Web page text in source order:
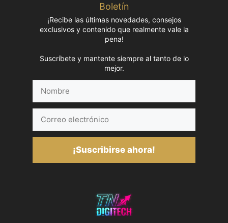
Boletín
¡Recibe las últimas novedades, consejos
exclusivos y contenido que realmente vale la
pena!
Suscríbete y mantente siempre al tanto de lo
mejor.
electrónico
¡Suscribirse ahora!